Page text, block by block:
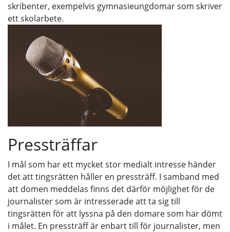
skribenter, exempelvis gymnasieungdomar som skriver
ett skolarbete.
Pressträffar
I mål som har ett mycket stor medialt intresse händer
det att tingsrätten håller en pressträff. I samband med
att domen meddelas finns det därför möjlighet för de
journalister som är intresserade att ta sig till
tingsrätten för att lyssna på den domare som har dömt
i målet. En pressträff är enbart till för journalister, men